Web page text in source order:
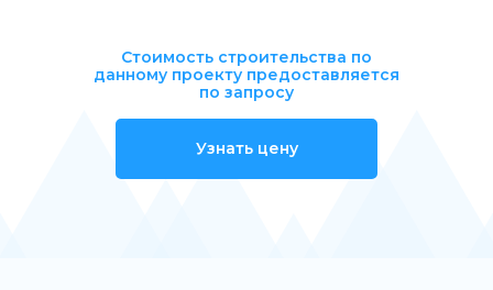
Узнать цену
Стоимость строительства по
данному проекту предоставляется
по запросу